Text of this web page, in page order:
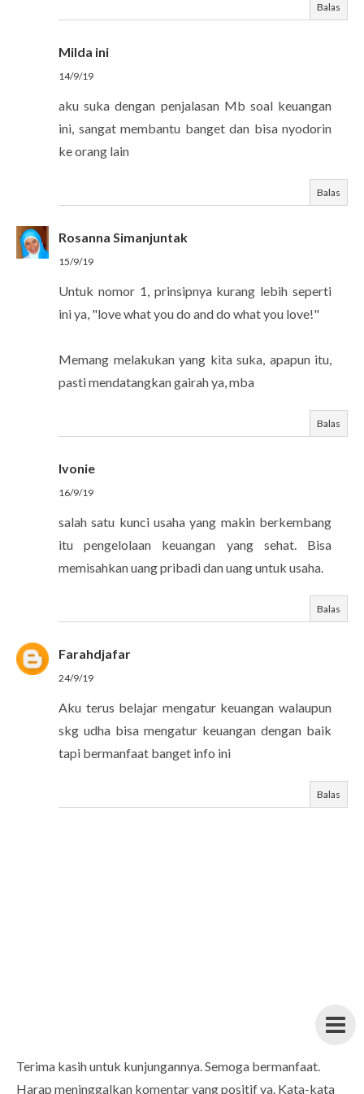
Balas
Milda ini
14/9/19
aku suka dengan penjalasan Mb soal keuangan
ini, sangat membantu banget dan bisa nyodorin
ke orang lain
Balas
Rosanna Simanjuntak
15/9/19
Untuk nomor 1, prinsipnya kurang lebih seperti
ini ya, "love what you do and do what you love!"
Memang melakukan yang kita suka, apapun itu,
pasti mendatangkan gairah ya, mba
Balas
Ivonie
16/9/19
salah satu kunci usaha yang makin berkembang
itu pengelolaan keuangan yang sehat. Bisa
memisahkan uang pribadi dan uang untuk usaha.
Balas
Farahdjafar
24/9/19
Aku terus belajar mengatur keuangan walaupun
skg udha bisa mengatur keuangan dengan baik
tapi bermanfaat banget info ini
Balas
Terima kasih untuk kunjungannya. Semoga bermanfaat.
Harap meninggalkan komentar yang positif ya. Kata-kata